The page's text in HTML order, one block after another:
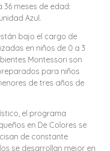
36 meses de edad:
Azul.
bajo el cargo de
en niños de 0 a 3
Montessori son
para niños
de tres años de
el programa
en De Colores se
de constante
se desarrollan mejor en